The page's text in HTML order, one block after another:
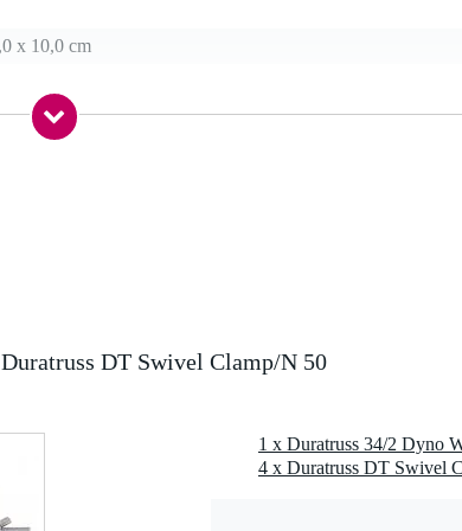
x 10,0 cm
DT Swivel Clamp/N 50
4 x Duratruss DT Swivel